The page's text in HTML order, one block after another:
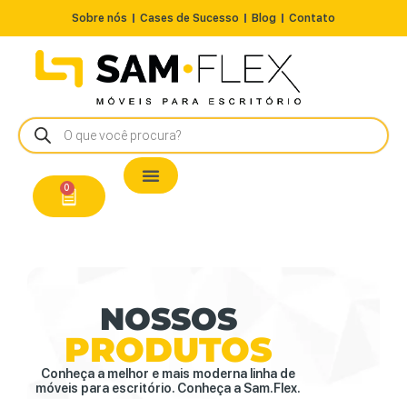
Sobre nós Cases de Sucesso Blog Contato
0
NOSSOS
PRODUTOS
Conheça a melhor e mais moderna linha de
móveis para escritório. Conheça a Sam.Flex.